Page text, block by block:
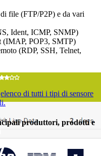
file (FTP/P2P) e da vari
Ident, ICMP, SNMP)
(IMAP, POP3, SMTP)
(RDP, SSH, Telnet,
elenco di tutti i tipi di sensore
produttori, prodotti e